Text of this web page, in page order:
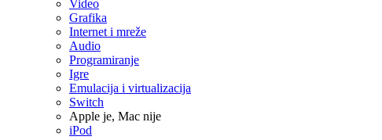
Video
Grafika
Internet i mreže
Audio
Programiranje
Igre
Emulacija i virtualizacija
Switch
Apple je, Mac nije
iPod